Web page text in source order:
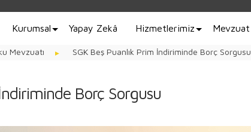
Kurumsal Yapay Zekâ Hizmetlerimiz Mevzuat
Mevzuatı SGK Beş Puanlık Prim İndiriminde Borç Sorgusu
Borç Sorgusu